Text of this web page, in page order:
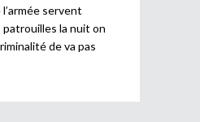
servent
la nuit on
de va pas